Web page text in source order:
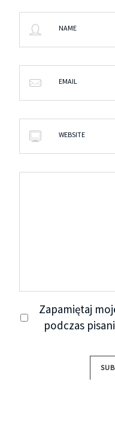
NAME
EMAIL
WEBSITE
Zapamiętaj
podczas